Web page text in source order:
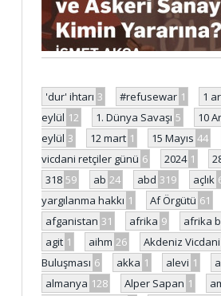
'dur' ihtarı 3 #refusewar 1 1
eylül 12 1. Dünya Savaşı 5 10
eylül 3 12 mart 1 15 Mayıs 44
vicdani retçiler günü 6 2024 1
318 59 ab 24 abd 319 açlık
yargılanma hakkı 1 Af Örgütü 61
afganistan 31 afrika 9 afrika
agit 1 aihm 26
Akdeniz
Buluşması 6 akka 1 alevi 1
almanya 128 Alper Sapan 1